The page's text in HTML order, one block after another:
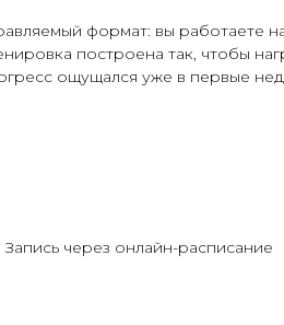
формат: вы работаете
построена так, чтобы
ощущался уже в первые
Запись через онлайн-расписание